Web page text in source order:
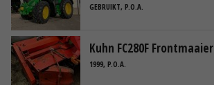
GEBRUIKT, P.O.A.
Kuhn FC280F Frontmaaier
1999, P.O.A.